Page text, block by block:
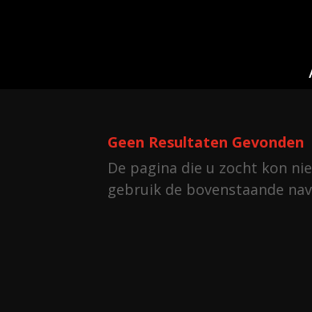
Geen Resultaten Gevonden
De pagina die u zocht kon
gebruik de bovenstaande